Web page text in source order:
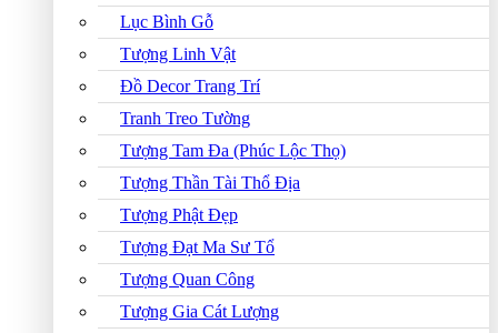
Lục Bình Gỗ
Tượng Linh Vật
Đồ Decor Trang Trí
Tranh Treo Tường
Tượng Tam Đa (Phúc Lộc Thọ)
Tượng Thần Tài Thổ Địa
Tượng Phật Đẹp
Tượng Đạt Ma Sư Tổ
Tượng Quan Công
Tượng Gia Cát Lượng